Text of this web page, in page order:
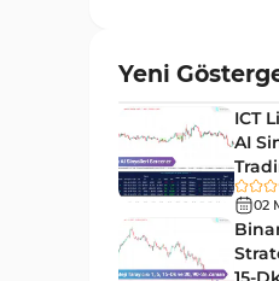
Göstergeleri
Forward Piyasası
Göstergeleri
Döngüler MT4
Arz ve Talep MT4
Yeni
ICT
AI
02